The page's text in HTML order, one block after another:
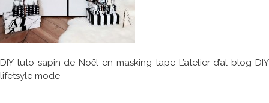
DIY tuto sapin de Noël en masking tape L’atelier d’al blog DIY
lifetsyle mode